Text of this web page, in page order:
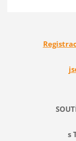
s